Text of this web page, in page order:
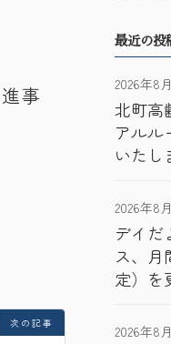
事
次の記事
最近の投
2026年8
北町高
アルル
いたし
2026年8
デイだ
ス、月
定）を
2026年8